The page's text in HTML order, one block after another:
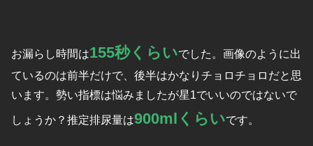
お漏らし時間は155秒くらいでした。画像のように出
ているのは前半だけで、後半はかなりチョロチョロだと思
います。勢い指標は悩みましたが星1でいいのではないで
しょうか？推定排尿量は900mlくらいです。